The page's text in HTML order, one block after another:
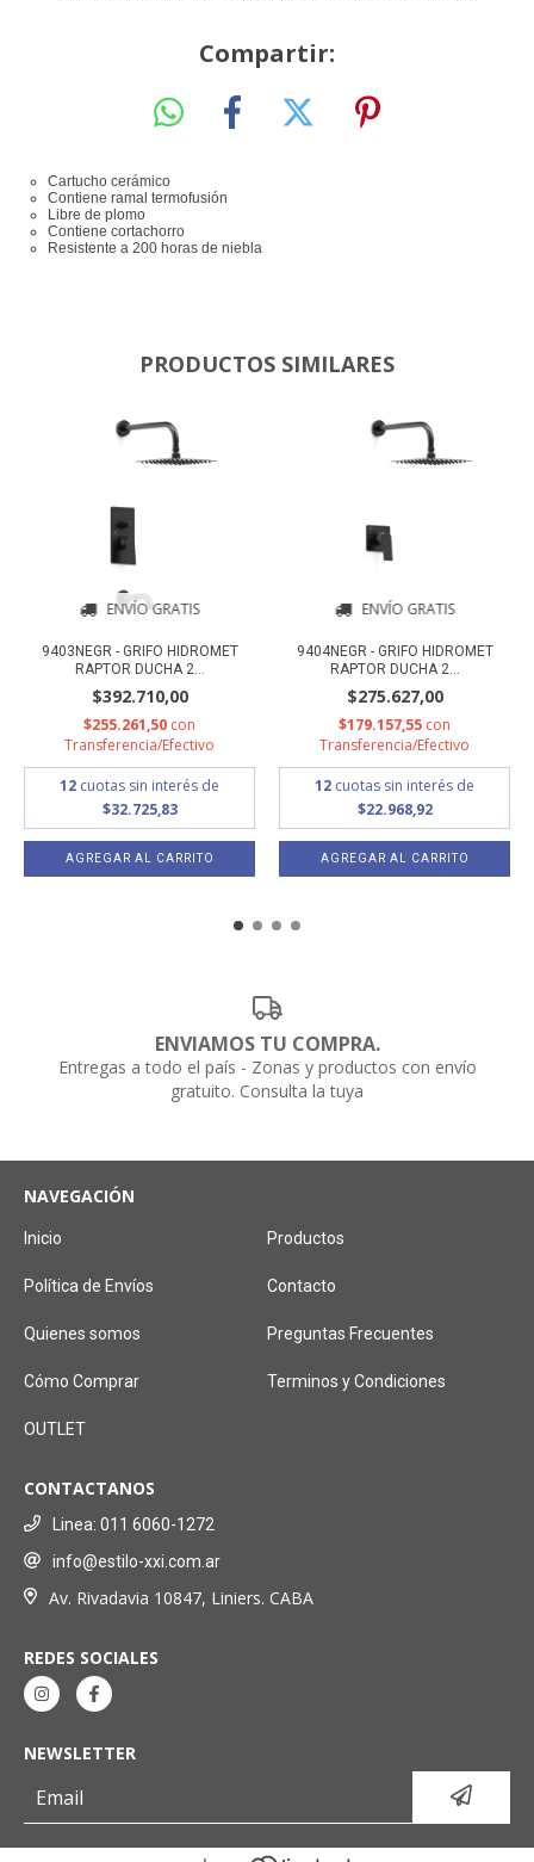
Compartir:
Cartucho cerámico
Contiene ramal termofusión
Libre de plomo
Contiene cortachorro
Resistente a 200 horas de niebla
PRODUCTOS SIMILARES
ENVÍO GRATIS
9403NEGR - GRIFO HIDROMET
RAPTOR DUCHA 2...
$392.710,00
$255.261,50 con
Transferencia/Efectivo
12 cuotas sin interés de
$32.725,83
ENVÍO GRATIS
9404NEGR - GRIFO HIDROMET
RAPTOR DUCHA 2...
$275.627,00
$179.157,55 con
Transferencia/Efectivo
12 cuotas sin interés de
$22.968,92
ENVIAMOS TU COMPRA.
Entregas a todo el país - Zonas y productos con envío
gratuito. Consulta la tuya
NAVEGACIÓN
Inicio Productos
Política de Envíos Contacto
Quienes somos Preguntas Frecuentes
Cómo Comprar Terminos y Condiciones
OUTLET
CONTACTANOS
Linea: 011 6060-1272
info@estilo-xxi.com.ar
Av. Rivadavia 10847, Liniers. CABA
REDES SOCIALES
NEWSLETTER